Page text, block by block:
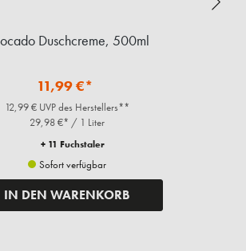
Duschcreme, 500ml
11,99 €*
12,99 € UVP des Herstellers**
29,98 €* / 1 Liter
+ 11 Fuchstaler
Sofort verfügbar
IN DEN WARENKORB